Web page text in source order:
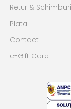
Retur & Schimburi
Plata
Contact
e-Gift Card